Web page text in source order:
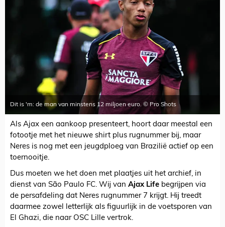
Dit is 'm: de man van minstens 12 miljoen euro. © Pro Shots
Als Ajax een aankoop presenteert, hoort daar meestal een
fotootje met het nieuwe shirt plus rugnummer bij, maar
Neres is nog met een jeugdploeg van Brazilië actief op een
toernooitje.
Dus moeten we het doen met plaatjes uit het archief, in
dienst van São Paulo FC. Wij van Ajax Life begrijpen via
de persafdeling dat Neres rugnummer 7 krijgt. Hij treedt
daarmee zowel letterlijk als figuurlijk in de voetsporen van
El Ghazi, die naar OSC Lille vertrok.